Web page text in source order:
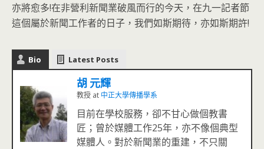
亦將愈多!在非營利新聞業破風而行的今天，在九一記者節
這個屬於新聞工作者的日子，我們如斯期待，亦如斯期許!
Bio Latest Posts
胡 元輝
教授 at 中正大學傳播學系
目前在學校服務，卻不甘心做個教書
匠；曾於媒體工作25年，亦不像個典型
媒體人。對於新聞業的重建，不只關